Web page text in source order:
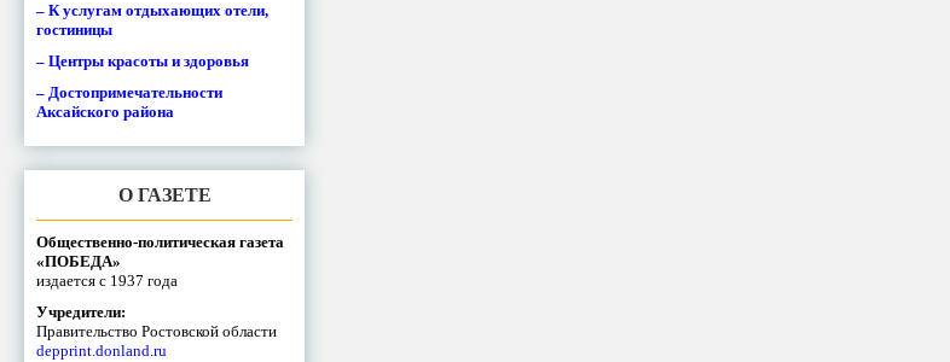
– К услугам отдыхающих отели,
гостиницы
– Центры красоты и здоровья
– Достопримечательности
Аксайского района
О ГАЗЕТЕ
Общественно-политическая газета
«ПОБЕДА»
издается с 1937 года
Учредители:
Правительство Ростовской области
depprint.donland.ru